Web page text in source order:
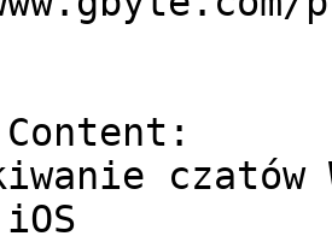
Content:
czatów